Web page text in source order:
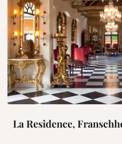
La Residence,